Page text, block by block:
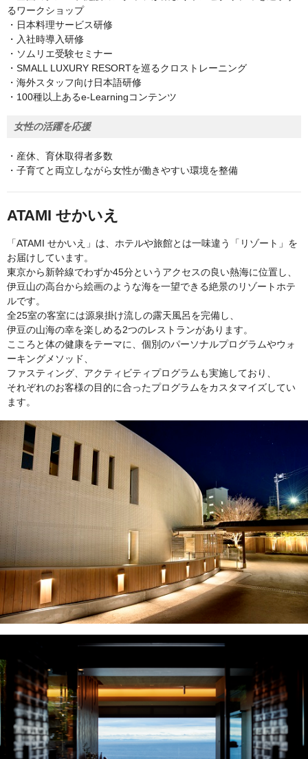
るワークショップ
・日本料理サービス研修
・入社時導入研修
・ソムリエ受験セミナー
・SMALL LUXURY RESORTを巡るクロストレーニング
・海外スタッフ向け日本語研修
・100種以上あるe-Learningコンテンツ
女性の活躍を応援
・産休、育休取得者多数
・子育てと両立しながら女性が働きやすい環境を整備
ATAMI せかいえ
「ATAMI せかいえ」は、ホテルや旅館とは一味違う「リゾート」を
お届けしています。
東京から新幹線でわずか45分というアクセスの良い熱海に位置し、
伊豆山の高台から絵画のような海を一望できる絶景のリゾートホテ
ルです。
全25室の客室には源泉掛け流しの露天風呂を完備し、
伊豆の山海の幸を楽しめる2つのレストランがあります。
こころと体の健康をテーマに、個別のパーソナルプログラムやウォ
ーキングメソッド、
ファスティング、アクティビティプログラムも実施しており、
それぞれのお客様の目的に合ったプログラムをカスタマイズしてい
ます。